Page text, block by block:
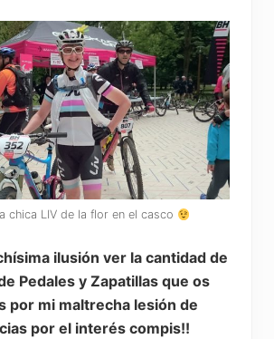
chica LIV de la flor en el casco
ilusión ver la cantidad de
Pedales y Zapatillas que os
por mi maltrecha lesión de
por el interés compis!!